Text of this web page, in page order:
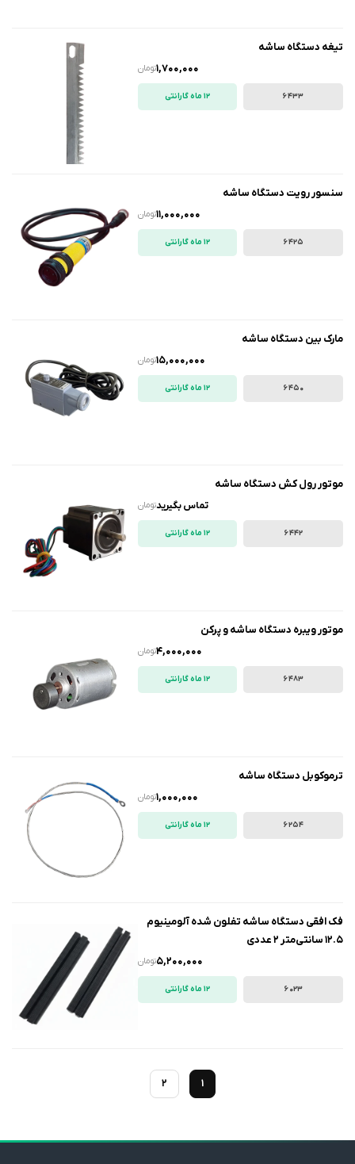
تیغه دستگاه ساشه
تومان1,700,000
6433 12 ماه گارانتی
سنسور رویت دستگاه ساشه
تومان11,000,000
6425 12 ماه گارانتی
مارک بین دستگاه ساشه
تومان15,000,000
6450 12 ماه گارانتی
موتور رول کش دستگاه ساشه
تومانتماس بگیرید
6442 12 ماه گارانتی
موتور ویبره دستگاه ساشه و پرکن
تومان4,000,000
6483 12 ماه گارانتی
ترموکوبل دستگاه ساشه
تومان1,000,000
6254 12 ماه گارانتی
فک افقی دستگاه ساشه تفلون شده آلومینیوم
12.5 سانتی‌متر 2 عددی
تومان5,200,000
6023 12 ماه گارانتی
1
2